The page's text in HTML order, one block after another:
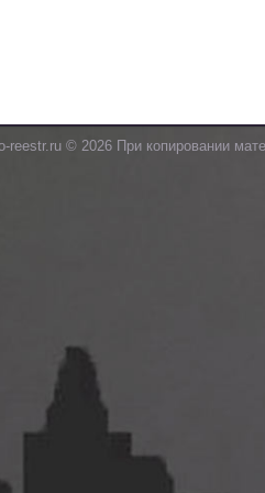
reestr.ru © 2026 При копировании